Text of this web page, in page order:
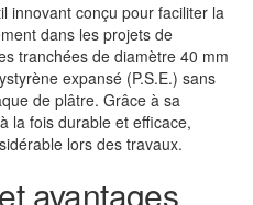
innovant conçu pour faciliter la
dans les projets de
tranchées de diamètre 40 mm
expansé (P.S.E.) sans
de plâtre. Grâce à sa
la fois durable et efficace,
lors des travaux.
avantages